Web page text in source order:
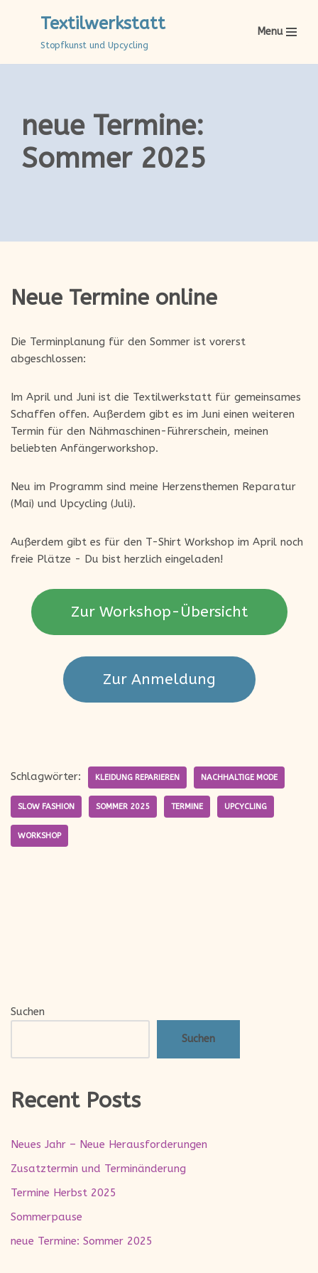
Textilwerkstatt
Stopfkunst und Upcycling
Menu
neue Termine:
Sommer 2025
Neue Termine online
Die Terminplanung für den Sommer ist vorerst
abgeschlossen:
Im April und Juni ist die Textilwerkstatt für gemeinsames
Schaffen offen. Außerdem gibt es im Juni einen weiteren
Termin für den Nähmaschinen-Führerschein, meinen
beliebten Anfängerworkshop.
Neu im Programm sind meine Herzensthemen Reparatur
(Mai) und Upcycling (Juli).
Außerdem gibt es für den T-Shirt Workshop im April noch
freie Plätze - Du bist herzlich eingeladen!
Zur Workshop-Übersicht
Zur Anmeldung
Schlagwörter: KLEIDUNG REPARIEREN NACHHALTIGE MODE
SLOW FASHION SOMMER 2025 TERMINE UPCYCLING
WORKSHOP
Suchen
Suchen
Recent Posts
Neues Jahr – Neue Herausforderungen
Zusatztermin und Terminänderung
Termine Herbst 2025
Sommerpause
neue Termine: Sommer 2025